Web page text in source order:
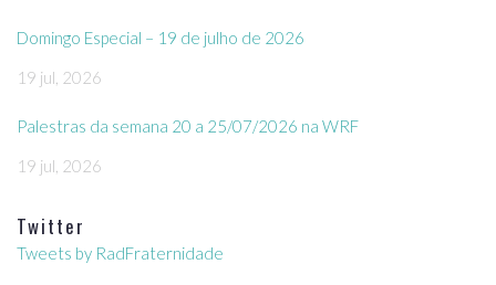
Domingo Especial – 19 de julho de 2026
19 jul, 2026
Palestras da semana 20 a 25/07/2026 na WRF
19 jul, 2026
Twitter
Tweets by RadFraternidade